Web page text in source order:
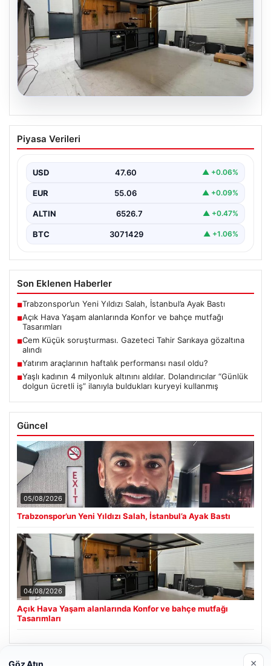
Açık Hava Yaşam alanlarında Konfor ve
bahçe mutfağı Tasarımları
alanlarından biri durumuna ulaşmıştır. Bahçeyle
uyumlu…
Piyasa Verileri
USD 47.60 ▲ +0.06%
EUR 55.06 ▲ +0.09%
ALTIN 6526.7 ▲ +0.47%
BTC 3071429 ▲ +1.06%
Son Eklenen Haberler
■Trabzonspor’un Yeni Yıldızı Salah, İstanbul’a Ayak Bastı
■Açık Hava Yaşam alanlarında Konfor ve bahçe mutfağı
Tasarımları
■Cem Küçük soruşturması. Gazeteci Tahir Sarıkaya gözaltına
alındı
■Yatırım araçlarının haftalık performansı nasıl oldu?
■Yaşlı kadının 4 milyonluk altınını aldılar. Dolandırıcılar “Günlük
dolgun ücretli iş” ilanıyla buldukları kuryeyi kullanmış
Güncel
05/08/2026
Trabzonspor’un Yeni Yıldızı Salah, İstanbul’a Ayak Bastı
04/08/2026
Açık Hava Yaşam alanlarında Konfor ve bahçe mutfağı
Tasarımları
Göz Atın ×